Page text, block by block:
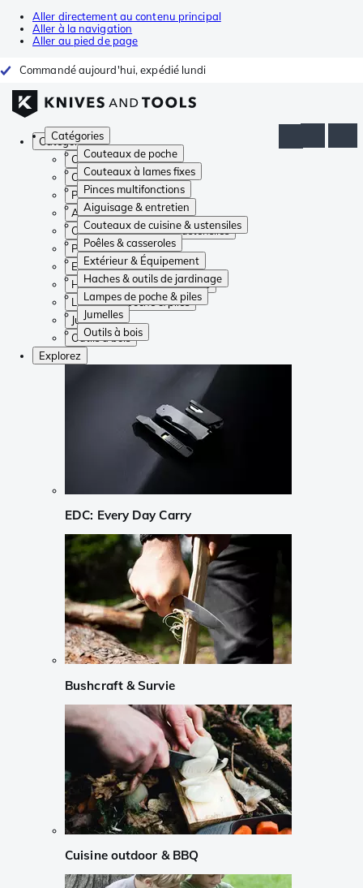
Aller directement au contenu principal
Aller à la navigation
Aller au pied de page
Commandé aujourd'hui, expédié lundi
Catégories
Couteaux de poche
Couteaux à lames fixes
Pinces multifonctions
Aiguisage & entretien
Couteaux de cuisine & ustensiles
Poêles & casseroles
Extérieur & Équipement
Haches & outils de jardinage
Lampes de poche & piles
Jumelles
Outils à bois
Catégories
Couteaux de poche
Couteaux à lames fixes
Pinces multifonctions
Aiguisage & entretien
Couteaux de cuisine & ustensiles
Poêles & casseroles
Extérieur & Équipement
Haches & outils de jardinage
Lampes de poche & piles
Jumelles
Outils à bois
Explorez
EDC: Every Day Carry
Bushcraft & Survie
Cuisine outdoor & BBQ